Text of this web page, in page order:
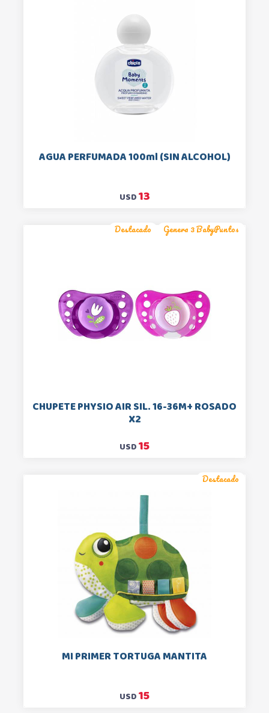
AGUA PERFUMADA 100ml (SIN ALCOHOL)
USD13
Destacado Genera 3 BabyPuntos
CHUPETE PHYSIO AIR SIL. 16-36M+ ROSADO
X2
USD15
Destacado
MI PRIMER TORTUGA MANTITA
USD15